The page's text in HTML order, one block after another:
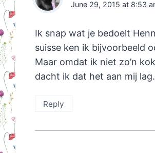
June 29, 2015 at 8:53
Ik snap wat je bedoelt
suisse ken ik bijvoorbeeld
Maar omdat ik niet zo’n
dacht ik dat het aan mij lag.
Reply